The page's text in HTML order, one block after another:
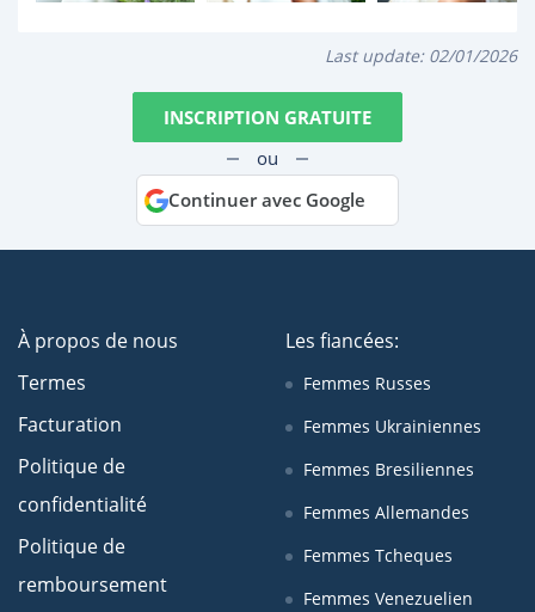
Last update: 02/01/2026
INSCRIPTION GRATUITE
ou
Continuer avec Google
À propos de nous
Termes
Facturation
Politique de
confidentialité
Politique de
remboursement
Les fiancées:
Femmes Russes
Femmes Ukrainiennes
Femmes Bresiliennes
Femmes Allemandes
Femmes Tcheques
Femmes Venezuelien